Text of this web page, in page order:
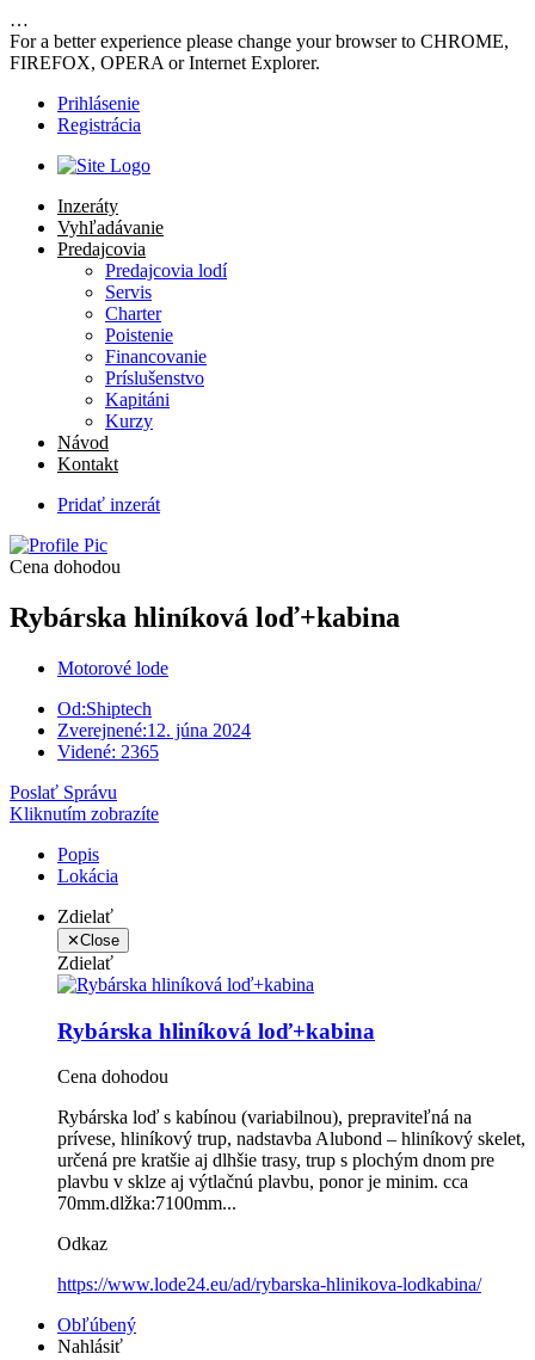
…
For a better experience please change your browser to CHROME,
FIREFOX, OPERA or Internet Explorer.
Prihlásenie
Registrácia
Inzeráty
Vyhľadávanie
Predajcovia
Predajcovia lodí
Servis
Charter
Poistenie
Financovanie
Príslušenstvo
Kapitáni
Kurzy
Návod
Kontakt
Pridať inzerát
Cena dohodou
Rybárska hliníková loď+kabina
Motorové lode
Od:Shiptech
Zverejnené:12. júna 2024
Videné: 2365
Poslať Správu
Kliknutím zobrazíte
Popis
Lokácia
Zdielať
✕Close
Zdielať
Rybárska hliníková loď+kabina
Cena dohodou
Rybárska loď s kabínou (variabilnou), prepraviteľná na
prívese, hliníkový trup, nadstavba Alubond – hliníkový skelet,
určená pre kratšie aj dlhšie trasy, trup s plochým dnom pre
plavbu v sklze aj výtlačnú plavbu, ponor je minim. cca
70mm.dlžka:7100mm...
Odkaz
https://www.lode24.eu/ad/rybarska-hlinikova-lodkabina/
Obľúbený
Nahlásiť